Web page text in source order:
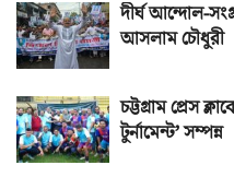
দীর্ঘ আন্দোল-
আসলাম চৌধুরী
চট্টগ্রাম প্রেস
টুর্নামেন্ট’ সম্পন্ন